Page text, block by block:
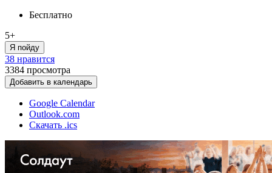
Бесплатно
5+
Я пойду
38 нравится
3384 просмотра
Добавить в календарь
Google Calendar
Outlook.com
Скачать .ics